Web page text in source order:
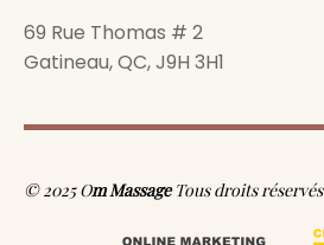
© 2025 Om MassageTous droits réservés
69 Rue Thomas # 2
Gatineau, QC, J9H 3H1